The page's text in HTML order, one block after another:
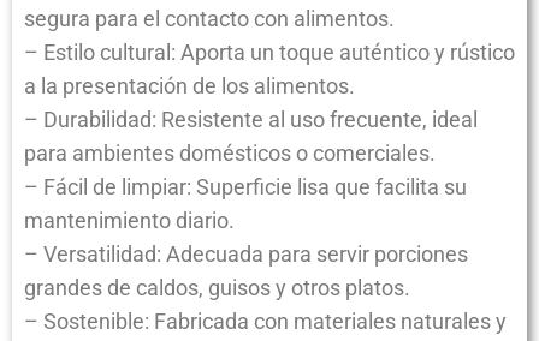
segura para el contacto con alimentos.
– Estilo cultural: Aporta un toque auténtico y rústico
a la presentación de los alimentos.
– Durabilidad: Resistente al uso frecuente, ideal
para ambientes domésticos o comerciales.
– Fácil de limpiar: Superficie lisa que facilita su
mantenimiento diario.
– Versatilidad: Adecuada para servir porciones
grandes de caldos, guisos y otros platos.
– Sostenible: Fabricada con materiales naturales y